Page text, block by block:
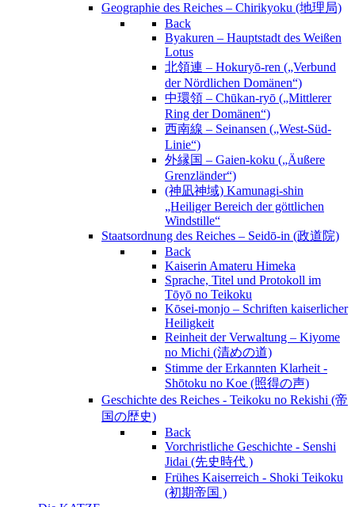
Geographie des Reiches – Chirikyoku (地理局)
Back
Byakuren – Hauptstadt des Weißen
Lotus
北領連 – Hokuryō-ren („Verbund
der Nördlichen Domänen“)
中環領 – Chūkan-ryō („Mittlerer
Ring der Domänen“)
西南線 – Seinansen („West-Süd-
Linie“)
外縁国 – Gaien-koku („Äußere
Grenzländer“)
(神凪神域) Kamunagi-shin
„Heiliger Bereich der göttlichen
Windstille“
Staatsordnung des Reiches – Seidō-in (政道院)
Back
Kaiserin Amateru Himeka
Sprache, Titel und Protokoll im
Tōyō no Teikoku
Kōsei-monjo – Schriften kaiserlicher
Heiligkeit
Reinheit der Verwaltung – Kiyome
no Michi (清めの道)
Stimme der Erkannten Klarheit -
Shōtoku no Koe (照得の声)
Geschichte des Reiches - Teikoku no Rekishi (帝
国の歴史)
Back
Vorchristliche Geschichte - Senshi
Jidai (先史時代 )
Frühes Kaiserreich - Shoki Teikoku
(初期帝国 )